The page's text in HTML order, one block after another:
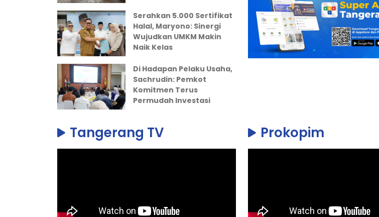
Serahkan 5.000 Sertifikat
Halal, Maryono: Sinergi
Wujudkan UMKM Makin
Naik Kelas
Di Hadapan Pelaku Usaha,
Sachrudin: Pemkot
Komitmen Terus
Permudah Investasi
Tangerang TV Prokopim